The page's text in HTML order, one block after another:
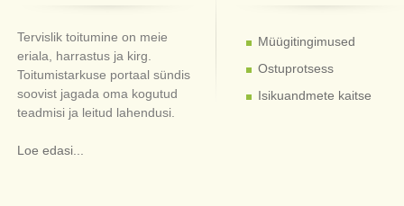
Tervislik toitumine on meie
eriala, harrastus ja kirg.
Toitumistarkuse portaal sündis
soovist jagada oma kogutud
teadmisi ja leitud lahendusi.
Loe edasi...
Müügitingimused
Ostuprotsess
Isikuandmete kaitse